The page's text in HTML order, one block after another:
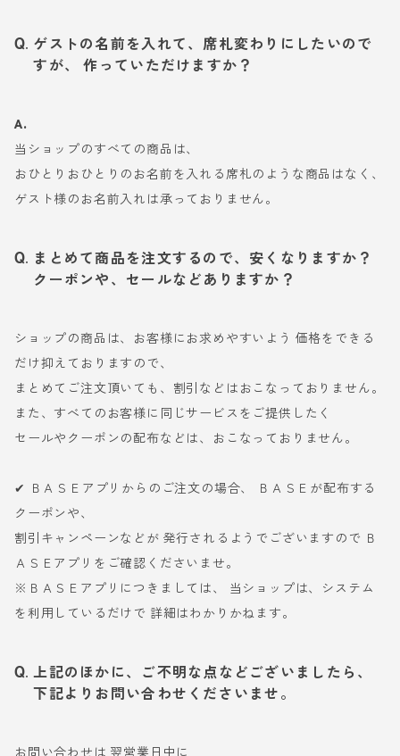
ゲストの名前を入れて、席札変わりにしたいので
すが、 作っていただけますか？
A.
当ショップのすべての商品は、
おひとりおひとりのお名前を入れる席札のような商品はなく、
ゲスト様のお名前入れは承っておりません。
まとめて商品を注文するので、安くなりますか？
クーポンや、セールなどありますか？
ショップの商品は、お客様にお求めやすいよう 価格をできる
だけ抑えておりますので、
まとめてご注文頂いても、割引などはおこなっておりません。
また、すべてのお客様に同じサービスをご提供したく
セールやクーポンの配布などは、おこなっておりません。
✔ ＢＡＳＥアプリからのご注文の場合、 ＢＡＳＥが配布する
クーポンや、
割引キャンペーンなどが 発行されるようでございますので Ｂ
ＡＳＥアプリをご確認くださいませ。
※ＢＡＳＥアプリにつきましては、 当ショップは、システム
を利用しているだけで 詳細はわかりかねます。
上記のほかに、ご不明な点などございましたら、
下記よりお問い合わせくださいませ。
お問い合わせは 翌営業日中に